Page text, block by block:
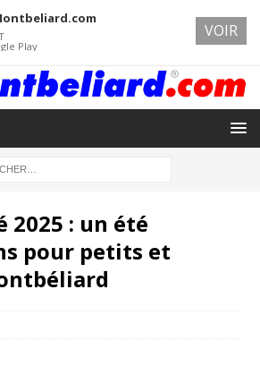
2025 : un été
pour petits et
Play
VOIR